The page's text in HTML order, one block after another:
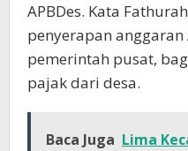
APBDes. Kata
penyerapan
pemerintah pusat,
pajak dari desa.
Baca Juga Lima